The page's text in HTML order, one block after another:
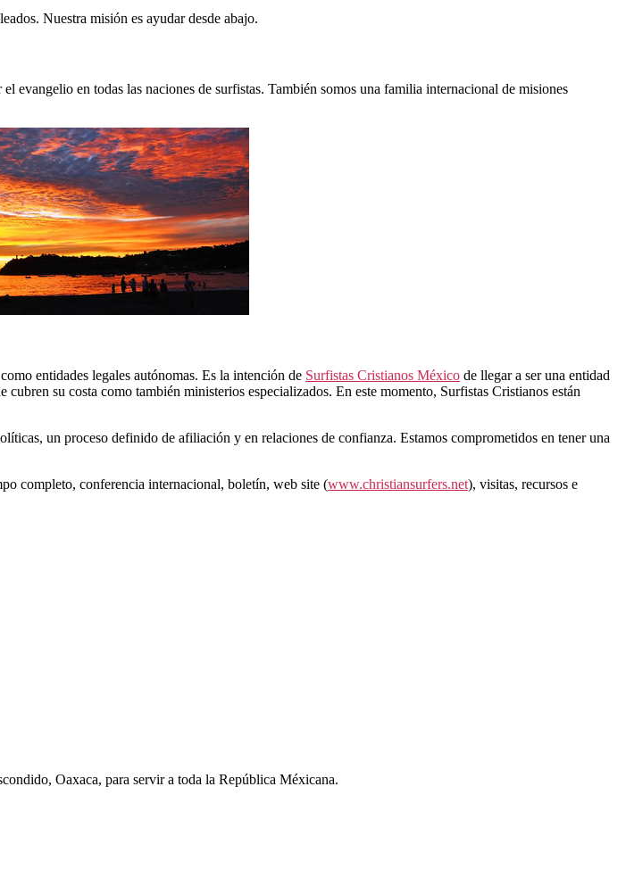
Nuestra misión es ayudar desde abajo.
en todas las naciones de surfistas. También somos una familia internacional de misiones
entidades legales autónomas. Es la intención de Surfistas Cristianos México de llegar a ser una entidad
su costa como también ministerios especializados. En este momento, Surfistas Cristianos están
un proceso definido de afiliación y en relaciones de confianza. Estamos comprometidos en tener una
completo, conferencia internacional, boletín, web site (www.christiansurfers.net), visitas, recursos e
Oaxaca, para servir a toda la República Méxicana.